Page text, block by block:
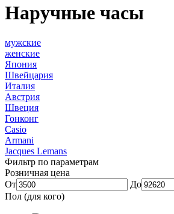
Наручные часы
мужские
женские
Япония
Швейцария
Италия
Австрия
Швеция
Гонконг
Casio
Armani
Jacques Lemans
Фильтр по параметрам
Розничная цена
От
До
Пол (для кого)